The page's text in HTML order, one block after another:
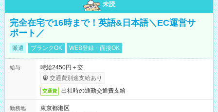
未読
完全在宅で16時まで！英語&日本語＼EC運営サ
ポート／
派遣 ブランクOK WEB登録・面接OK
給与
時給2450円＋交
交通費別途支給あり
交通費 出社時の通勤交通費支給
勤務地
東京都港区